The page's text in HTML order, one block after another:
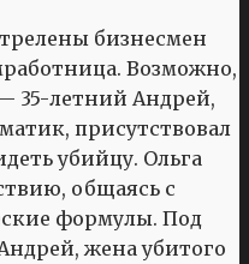
бизнесмен
Возможно,
35-летний Андрей,
присутствовал
убийцу. Ольга
общаясь с
формулы. Под
жена убитого